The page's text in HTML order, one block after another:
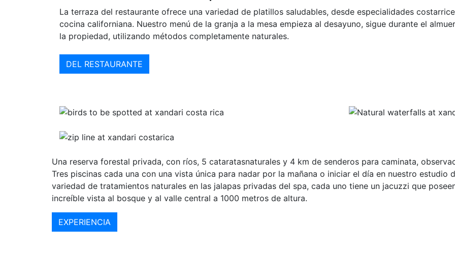
La terraza del restaurante ofrece una variedad de platillos saludables, desde especialidades
cocina californiana. Nuestro menú de la granja a la mesa empieza al desayuno, sigue durante el
la propiedad, utilizando métodos completamente naturales.
DEL RESTAURANTE
Una reserva forestal privada, con ríos, 5 cataratasnaturales y 4 km de senderos para caminata,
Tres piscinas cada una con una vista única para nadar por la mañana o iniciar el día en nuestro estudio
variedad de tratamientos naturales en las jalapas privadas del spa, cada uno tiene un jacuzzi que
increíble vista al bosque y al valle central a 1000 metros de altura.
EXPERIENCIA